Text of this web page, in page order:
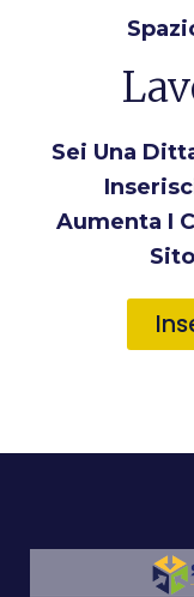
Sei Una
Aumenta I